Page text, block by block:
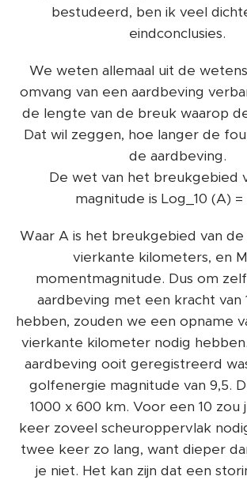
bestudeerd, ben ik veel
eindconclusies.
We weten allemaal uit de
omvang van een aardbeving
de lengte van de breuk waarop
Dat wil zeggen, hoe langer de
de aardbeving.
De wet van het breukgebied
magnitude is Log_10 (A) =
Waar A is het breukgebied van de
vierkante kilometers, en
momentmagnitude. Dus om
aardbeving met een kracht van
hebben, zouden we een opname
vierkante kilometer nodig
aardbeving ooit geregistreerd
golfenergie magnitude van 9,5.
1000 x 600 km. Voor een 10 zou
keer zoveel scheuroppervlak
twee keer zo lang, want dieper
je niet. Het kan zijn dat een